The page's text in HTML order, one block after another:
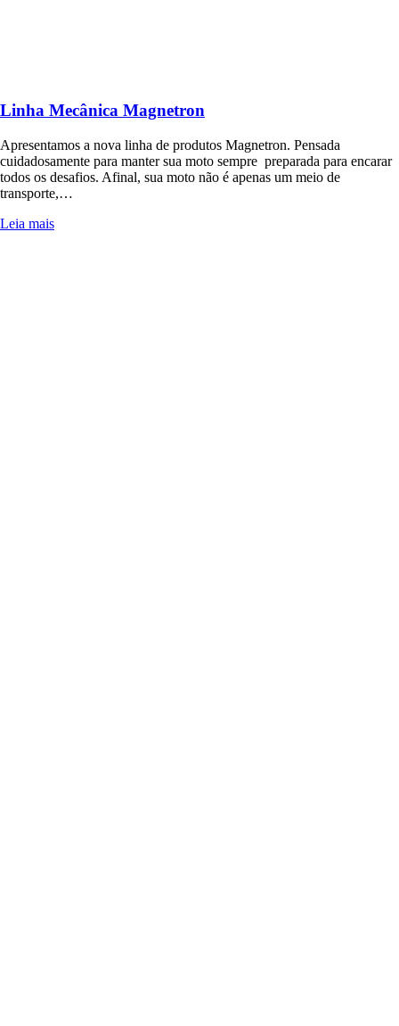
Linha Mecânica Magnetron
Apresentamos a nova linha de produtos Magnetron. Pensada
cuidadosamente para manter sua moto sempre preparada para encarar
todos os desafios. Afinal, sua moto não é apenas um meio de
transporte,…
Leia mais